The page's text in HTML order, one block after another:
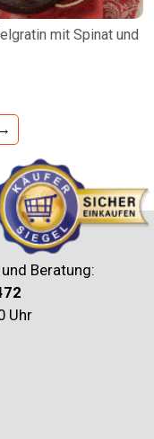
mit Spinat und
→
Beratung:
Uhr